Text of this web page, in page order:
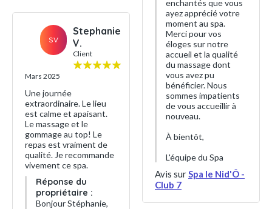
SV
Stephanie
V.
Client
Mars 2025
Une journée
extraordinaire. Le lieu
est calme et apaisant.
Le massage et le
gommage au top! Le
repas est vraiment de
qualité. Je recommande
vivement ce spa.
Réponse du
propriétaire :
Bonjour Stéphanie,
enchantés que vous
ayez apprécié votre
moment au spa.
Merci pour vos
éloges sur notre
accueil et la qualité
du massage dont
vous avez pu
bénéficier. Nous
sommes impatients
de vous accueillir à
nouveau.
À bientôt,
L'équipe du Spa
Avis surSpa le Nid'Ô -
Club 7